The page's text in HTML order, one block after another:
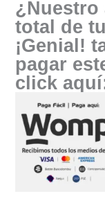
¿Nuestro
total de
¡Genial!
pagar
click